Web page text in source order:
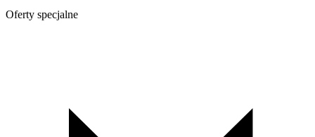
Oferty specjalne